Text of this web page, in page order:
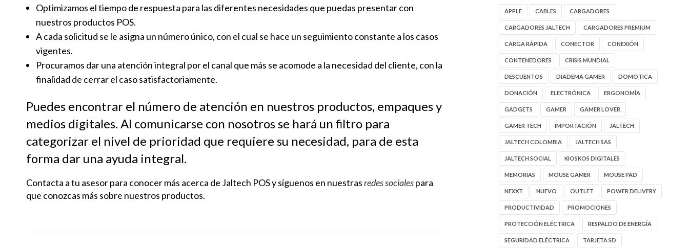
Optimizamos el tiempo de respuesta para las diferentes necesidades que puedas presentar con
nuestros productos POS.
A cada solicitud se le asigna un número único, con el cual se hace un seguimiento constante a los casos
vigentes.
Procuramos dar una atención integral por el canal que más se acomode a la necesidad del cliente, con la
finalidad de cerrar el caso satisfactoriamente.
Puedes encontrar el número de atención en nuestros productos, empaques y
medios digitales. Al comunicarse con nosotros se hará un filtro para
categorizar el nivel de prioridad que requiere su necesidad, para de esta
forma dar una ayuda integral.
Contacta a tu asesor para conocer más acerca de Jaltech POS y síguenos en nuestrasredes socialespara
que conozcas más sobre nuestros productos.
APPLE CABLES CARGADORES
CARGADORES JALTECH CARGADORES PREMIUM
CARGA RÁPIDA CONECTOR CONEXIÓN
CONTENEDORES CRISIS MUNDIAL
DESCUENTOS DIADEMA GAMER DOMOTICA
DONACIÓN ELECTRÓNICA ERGONOMÍA
GADGETS GAMER GAMER LOVER
GAMER TECH IMPORTACIÓN JALTECH
JALTECH COLOMBIA JALTECH SAS
JALTECH SOCIAL KIOSKOS DIGITALES
MEMORIAS MOUSE GAMER MOUSE PAD
NEXXT NUEVO OUTLET POWER DELIVERY
PRODUCTIVIDAD PROMOCIONES
PROTECCIÓN ELÉCTRICA RESPALDO DE ENERGÍA
SEGURIDAD ELÉCTRICA TARJETA SD